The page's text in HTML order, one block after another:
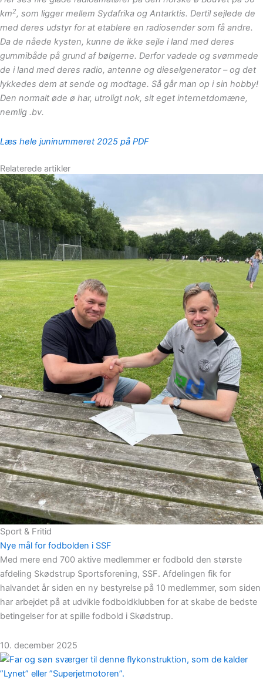
km2, som ligger mellem Sydafrika og Antarktis. Dertil sejlede de
med deres udstyr for at etablere en radiosender som få andre.
Da de nåede kysten, kunne de ikke sejle i land med deres
gummibåde på grund af bølgerne. Derfor vadede og svømmede
de i land med deres radio, antenne og dieselgenerator – og det
lykkedes dem at sende og modtage. Så går man op i sin hobby!
Den normalt øde ø har, utroligt nok, sit eget internetdomæne,
nemlig .bv.
Læs hele juninummeret 2025 på PDF
Relaterede artikler
Sport & Fritid
Nye mål for fodbolden i SSF
Med mere end 700 aktive medlemmer er fodbold den største
afdeling Skødstrup Sportsforening, SSF. Afdelingen fik for
halvandet år siden en ny bestyrelse på 10 medlemmer, som siden
har arbejdet på at udvikle fodboldklubben for at skabe de bedste
betingelser for at spille fodbold i Skødstrup.
10. december 2025